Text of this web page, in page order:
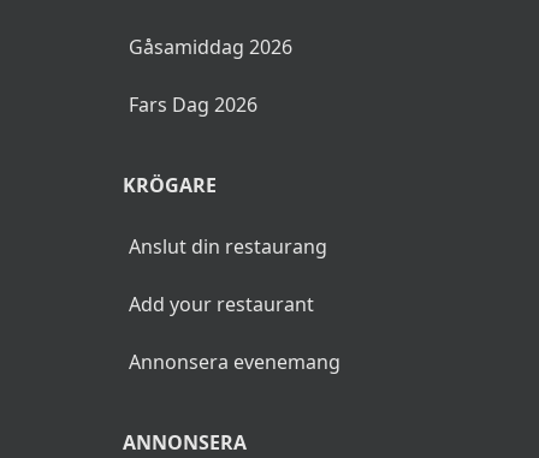
Gåsamiddag 2026
Fars Dag 2026
KRÖGARE
Anslut din restaurang
Add your restaurant
Annonsera evenemang
ANNONSERA